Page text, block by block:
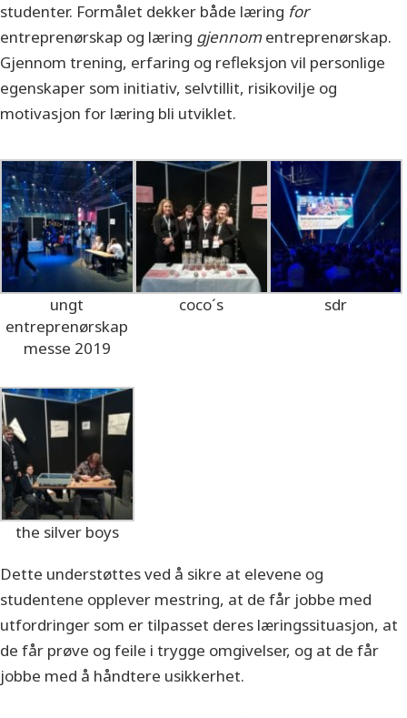
studenter. Formålet dekker både læring for
entreprenørskap og læring gjennomentreprenørskap.
Gjennom trening, erfaring og refleksjon vil personlige
egenskaper som initiativ, selvtillit, risikovilje og
motivasjon for læring bli utviklet.
ungt
entreprenørskap
messe 2019
coco´s sdr
the silver boys
Dette understøttes ved å sikre at elevene og
studentene opplever mestring, at de får jobbe med
utfordringer som er tilpasset deres læringssituasjon, at
de får prøve og feile i trygge omgivelser, og at de får
jobbe med å håndtere usikkerhet.